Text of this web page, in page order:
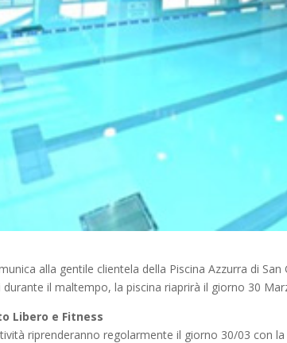
alla gentile clientela della Piscina Azzurra di
durante il maltempo, la piscina riaprirà il giorno 30
Libero e Fitness
riprenderanno regolarmente il giorno 30/03 con